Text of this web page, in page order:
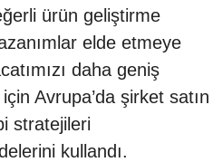
ürün geliştirme
elde etmeye
daha geniş
Avrupa’da şirket satın
stratejileri
kullandı.